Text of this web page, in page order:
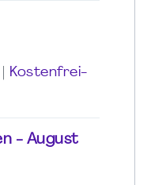
Kostenfrei-
- August